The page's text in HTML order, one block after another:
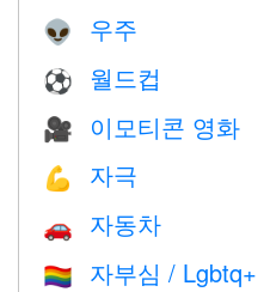
👽 우주
⚽ 월드컵
🎥 이모티콘 영화
💪 자극
🚗 자동차
🏳️‍🌈 자부심 / Lgbtq+